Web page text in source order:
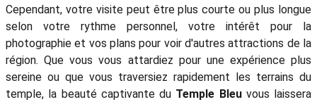
Cependant, votre visite peut être plus courte ou plus longue
selon votre rythme personnel, votre intérêt pour la
photographie et vos plans pour voir d'autres attractions de la
région. Que vous vous attardiez pour une expérience plus
sereine ou que vous traversiez rapidement les terrains du
temple, la beauté captivante du Temple Bleuvous laissera